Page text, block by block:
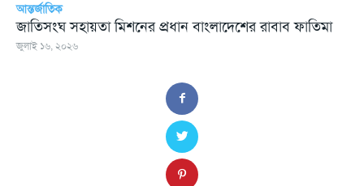
আন্তর্জাতিক
জাতিসংঘ সহায়তা মিশনের প্রধান বাংলাদেশের রাবাব ফাতিমা
জুলাই ১৬, ২০২৬